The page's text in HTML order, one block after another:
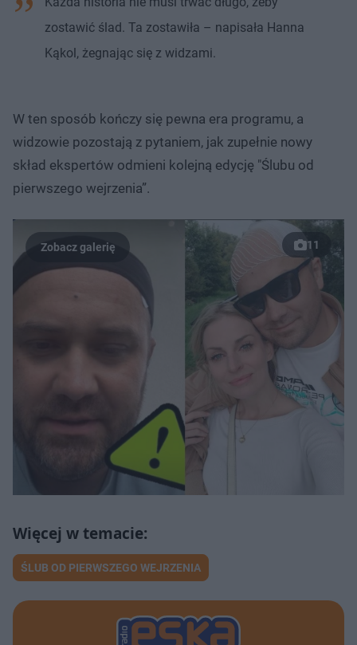
zostawić ślad. Ta zostawiła – napisała Hanna
Kąkol, żegnając się z widzami.
W ten sposób kończy się pewna era programu, a
widzowie pozostają z pytaniem, jak zupełnie nowy
skład ekspertów odmieni kolejną edycję "Ślubu od
pierwszego wejrzenia”.
11
ŚLUB OD PIERWSZEGO WEJRZENIA